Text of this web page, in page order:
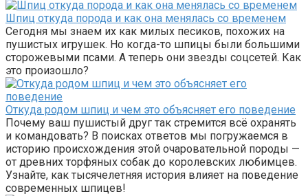
Шпиц откуда порода и как она менялась со временем
Сегодня мы знаем их как милых песиков, похожих на
пушистых игрушек. Но когда-то шпицы были большими
сторожевыми псами. А теперь они звезды соцсетей. Как
это произошло?
Откуда родом шпиц и чем это объясняет его поведение
Почему ваш пушистый друг так стремится всё охранять
и командовать? В поисках ответов мы погружаемся в
историю происхождения этой очаровательной породы —
от древних торфяных собак до королевских любимцев.
Узнайте, как тысячелетняя история влияет на поведение
современных шпицев!